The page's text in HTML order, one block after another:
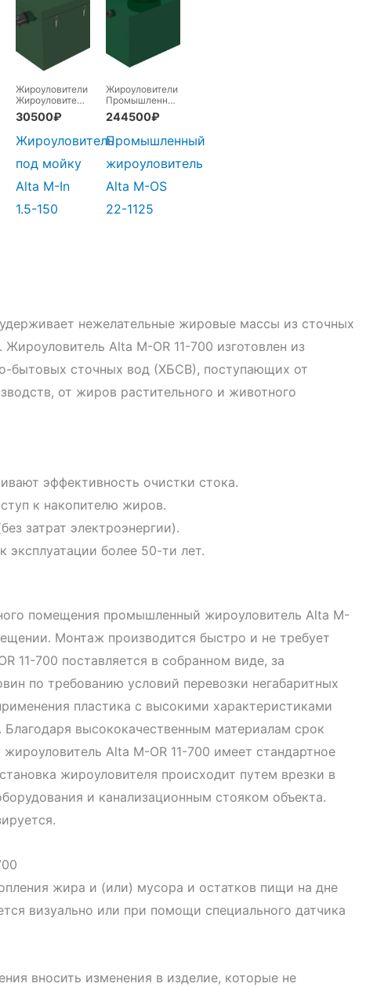
Жироуловители
Жироуловители
под мойку
30500₽
Жироуловитель
под мойку
Alta M-In
1.5-150
Жироуловители
Промышленные
жироуловители
244500₽
Промышленный
жироуловитель
Alta М-OS
22-1125
нежелательные жировые массы из сточных
Alta М-OR 11-700 изготовлен из
бытовых сточных вод (ХБСВ), поступающих от
от жиров растительного и животного
эффективность очистки стока.
к накопителю жиров.
затрат электроэнергии).
более 50-ти лет.
помещения промышленный жироуловитель Alta М-
Монтаж производится быстро и не требует
11-700 поставляется в собранном виде, за
по требованию условий перевозки негабаритных
пластика с высокими характеристиками
высококачественным материалам срок
Alta М-OR 11-700 имеет стандартное
жироуловителя происходит путем врезки в
и канализационным стояком объекта.
жира и (или) мусора и остатков пищи на дне
визуально или при помощи специального датчика
вносить изменения в изделие, которые не